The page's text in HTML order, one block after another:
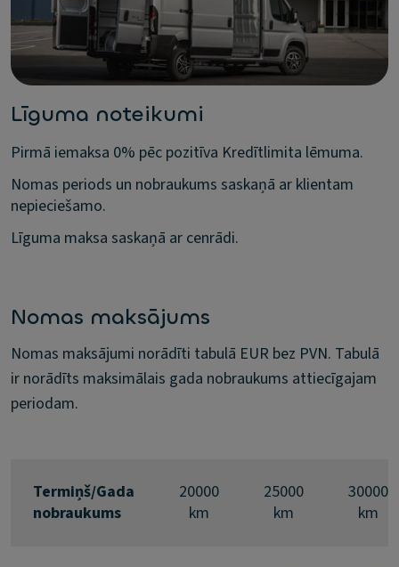
Līguma noteikumi
Pirmā iemaksa 0% pēc pozitīva Kredītlimita lēmuma.
Nomas periods un nobraukums saskaņā ar klientam
nepieciešamo.
Līguma maksa saskaņā ar cenrādi.
Nomas maksājums
Nomas maksājumi norādīti tabulā EUR bez PVN. Tabulā
ir norādīts maksimālais gada nobraukums attiecīgajam
periodam.
Termiņš/Gada
nobraukums
20000
km
25000
km
30000
km